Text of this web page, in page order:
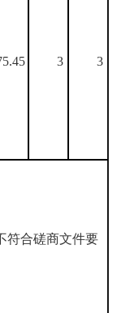
3 3
符合磋商文件要